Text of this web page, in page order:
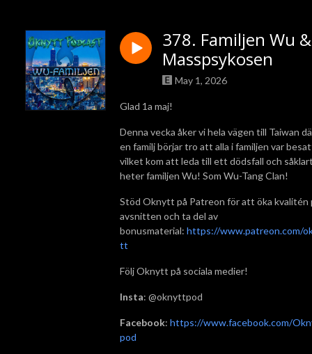
378. Familjen Wu &
Masspsykosen
May 1, 2026
Glad 1a maj!
Denna vecka åker vi hela vägen till Taiwan
en familj börjar tro att alla i familjen var
vilket kom att leda till ett dödsfall och
heter familjen Wu! Som Wu-Tang Clan!
Stöd Oknytt på Patreon för att öka kvalitén
avsnitten och ta del av
bonusmaterial: https://www.patreon.com/
tt
Följ Oknytt på sociala medier!
Insta: @oknyttpod
Facebook: https://www.facebook.com/
pod